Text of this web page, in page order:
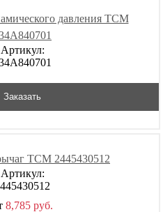
давления TCM
Артикул:
Заказать
TCM 2445430512
Артикул:
8,785 руб.